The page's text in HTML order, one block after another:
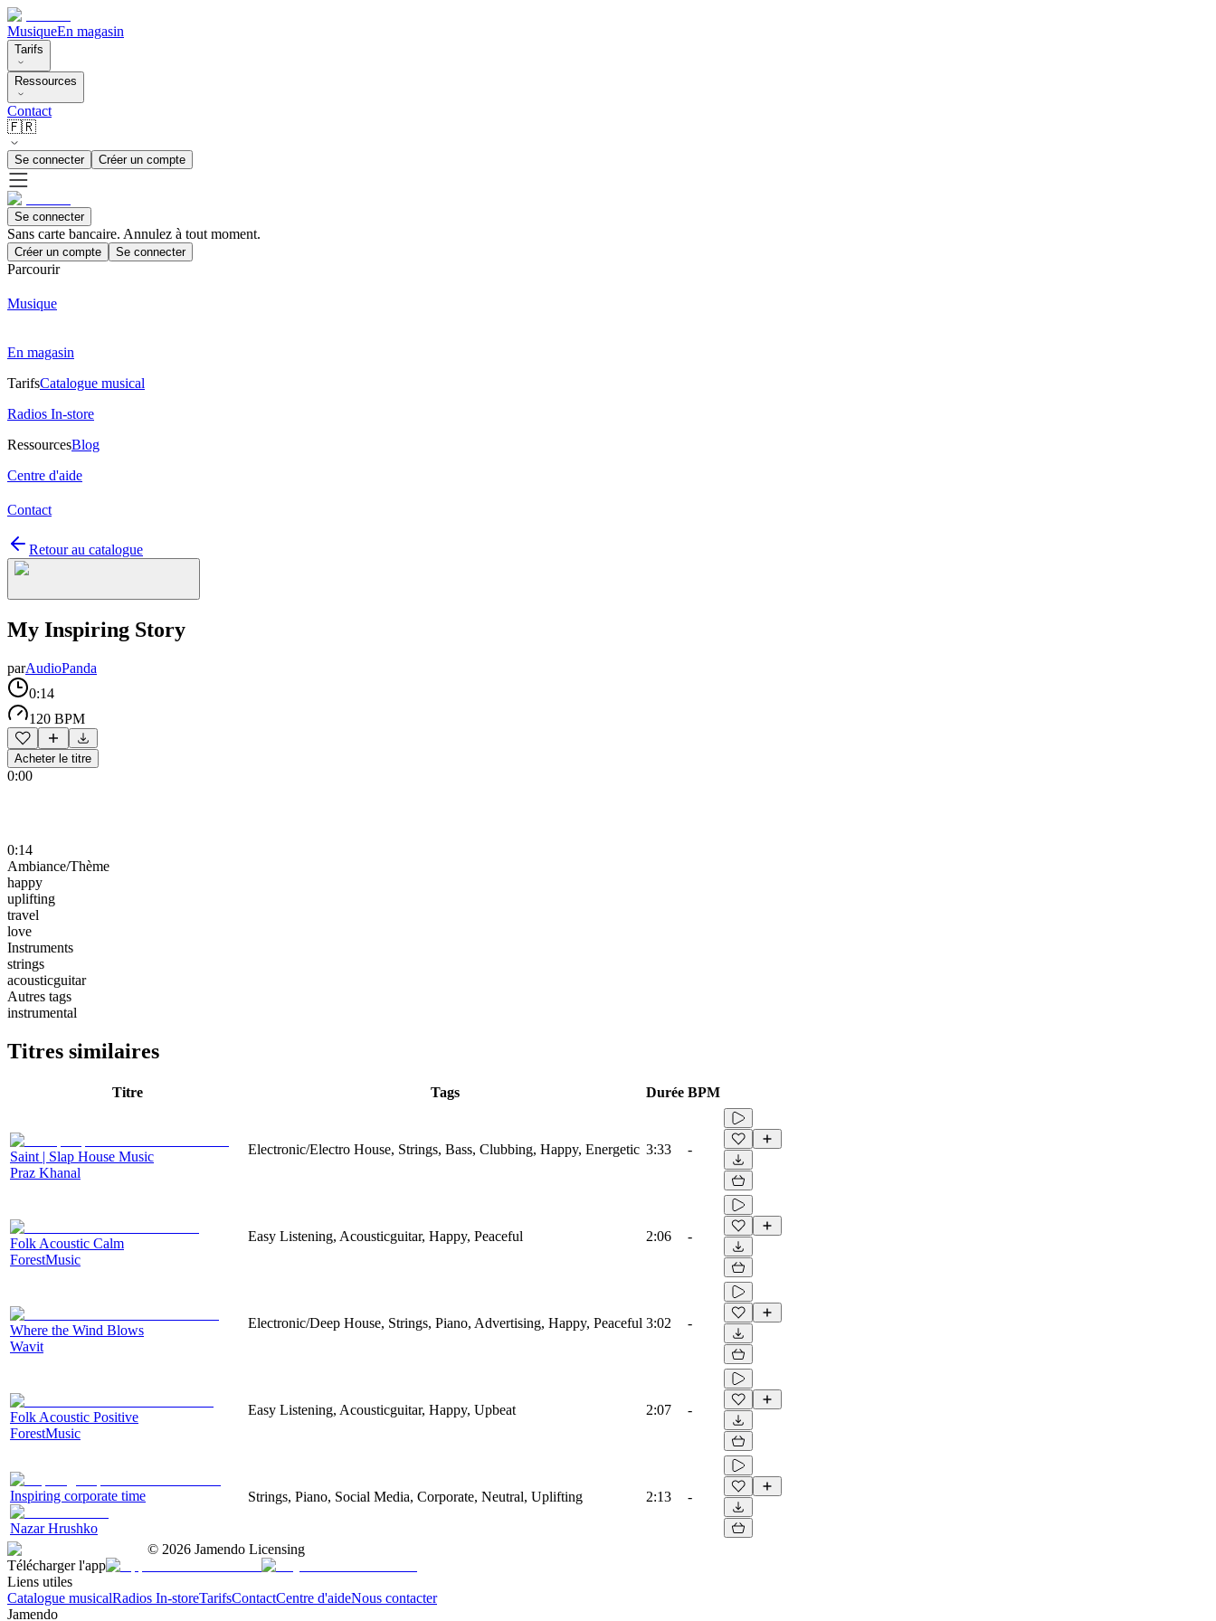
MusiqueEn magasin
Tarifs
Ressources
Contact
🇫🇷
Se connecter Créer un compte
Se connecter
Sans carte bancaire. Annulez à tout moment.
Créer un compte Se connecter
Parcourir
Musique
En magasin
TarifsCatalogue musical
Radios In-store
RessourcesBlog
Centre d'aide
Contact
Retour au catalogue
My Inspiring Story
parAudioPanda
0:14
120 BPM
Acheter le titre
0:00
0:14
Ambiance/Thème
happy
uplifting
travel
love
Instruments
strings
acousticguitar
Autres tags
instrumental
Titres similaires
Titre Tags Durée BPM
Saint | Slap House Music
Praz Khanal
Electronic/Electro House, Strings, Bass, Clubbing, Happy, Energetic 3:33 -
Folk Acoustic Calm
ForestMusic
Easy Listening, Acousticguitar, Happy, Peaceful 2:06 -
Where the Wind Blows
Wavit
Electronic/Deep House, Strings, Piano, Advertising, Happy, Peaceful 3:02 -
Folk Acoustic Positive
ForestMusic
Easy Listening, Acousticguitar, Happy, Upbeat 2:07 -
Inspiring corporate time
Nazar Hrushko
Strings, Piano, Social Media, Corporate, Neutral, Uplifting 2:13 -
© 2026 Jamendo Licensing
Télécharger l'app
Liens utiles
Catalogue musicalRadios In-storeTarifsContactCentre d'aideNous contacter
Jamendo